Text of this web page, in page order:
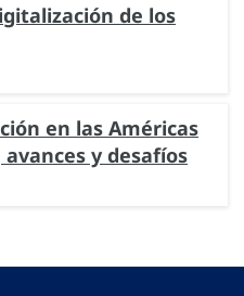
de los
en las Américas
y desafíos